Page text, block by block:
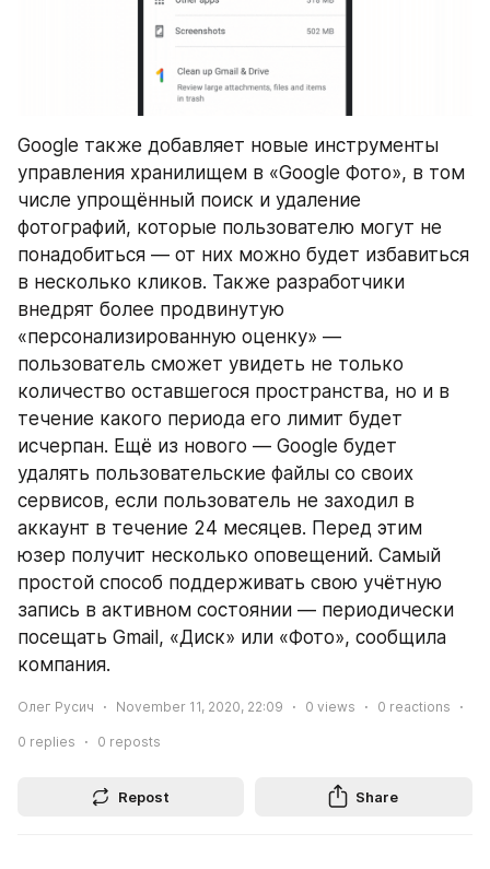
Google также добавляет новые инструменты
управления хранилищем в «Google Фото», в том
числе упрощённый поиск и удаление
фотографий, которые пользователю могут не
понадобиться — от них можно будет избавиться
в несколько кликов. Также разработчики
внедрят более продвинутую
«персонализированную оценку» —
пользователь сможет увидеть не только
количество оставшегося пространства, но и в
течение какого периода его лимит будет
исчерпан. Ещё из нового — Google будет
удалять пользовательские файлы со своих
сервисов, если пользователь не заходил в
аккаунт в течение 24 месяцев. Перед этим
юзер получит несколько оповещений. Самый
простой способ поддерживать свою учётную
запись в активном состоянии — периодически
посещать Gmail, «Диск» или «Фото», сообщила
компания.
Олег Русич November 11, 2020, 22:09 0 views 0 reactions
0 replies 0 reposts
Repost Share